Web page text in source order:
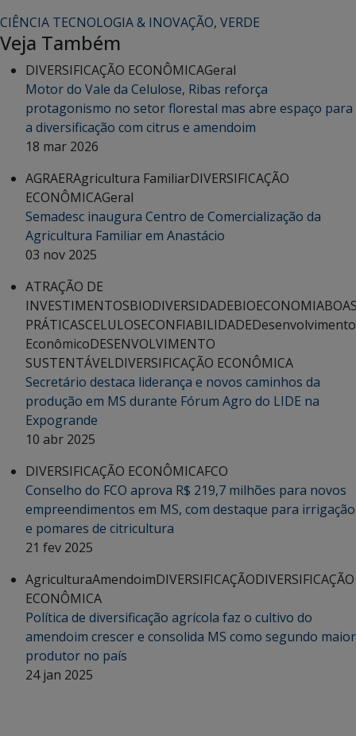
CIÊNCIA TECNOLOGIA & INOVAÇÃO, VERDE
Veja Também
DIVERSIFICAÇÃO ECONÔMICAGeral
Motor do Vale da Celulose, Ribas reforça
protagonismo no setor florestal mas abre espaço para
a diversificação com citrus e amendoim
18 mar 2026
AGRAERAgricultura FamiliarDIVERSIFICAÇÃO
ECONÔMICAGeral
Semadesc inaugura Centro de Comercialização da
Agricultura Familiar em Anastácio
03 nov 2025
ATRAÇÃO DE
INVESTIMENTOSBIODIVERSIDADEBIOECONOMIA
PRÁTICASCELULOSECONFIABILIDADEDesenvolvimento
EconômicoDESENVOLVIMENTO
SUSTENTÁVELDIVERSIFICAÇÃO ECONÔMICA
Secretário destaca liderança e novos caminhos da
produção em MS durante Fórum Agro do LIDE na
Expogrande
10 abr 2025
DIVERSIFICAÇÃO ECONÔMICAFCO
Conselho do FCO aprova R$ 219,7 milhões para novos
empreendimentos em MS, com destaque para irrigação
e pomares de citricultura
21 fev 2025
AgriculturaAmendoimDIVERSIFICAÇÃODIVERSIFICAÇÃO
ECONÔMICA
Política de diversificação agrícola faz o cultivo do
amendoim crescer e consolida MS como segundo maior
produtor no país
24 jan 2025